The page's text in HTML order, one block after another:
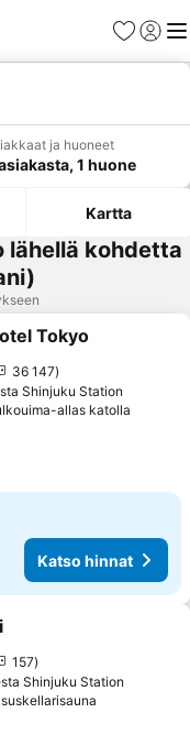
Suosikit
ja huoneet
1 huone
Kartta
lähellä kohdetta
Tokyo
36 147
Shinjuku Station
allas katolla
Katso hinnat
157
Shinjuku Station